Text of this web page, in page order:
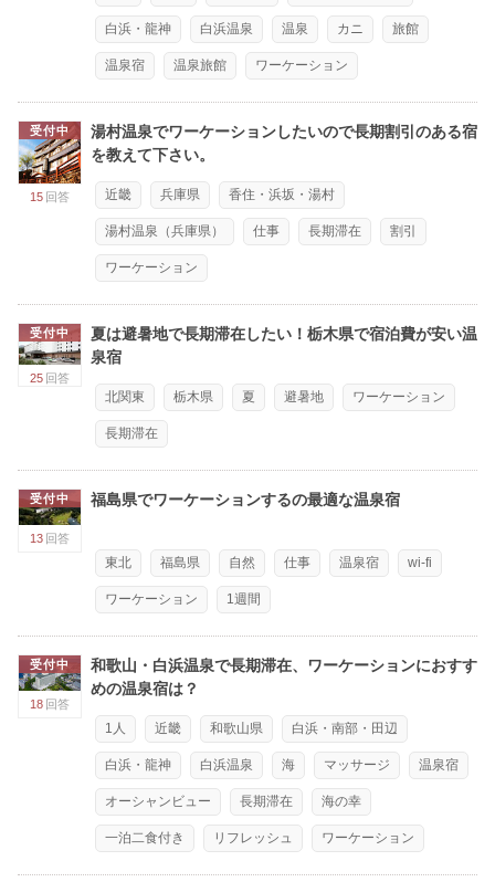
白浜・龍神 白浜温泉 温泉 カニ 旅館
温泉宿 温泉旅館 ワーケーション
受付中
15 回答
湯村温泉でワーケーションしたいので長期割引のある宿
を教えて下さい。
近畿 兵庫県 香住・浜坂・湯村
湯村温泉（兵庫県） 仕事 長期滞在 割引
ワーケーション
受付中
25 回答
夏は避暑地で長期滞在したい！栃木県で宿泊費が安い温
泉宿
北関東 栃木県 夏 避暑地 ワーケーション
長期滞在
受付中
13 回答
福島県でワーケーションするの最適な温泉宿
東北 福島県 自然 仕事 温泉宿 wi-fi
ワーケーション 1週間
受付中
18 回答
和歌山・白浜温泉で長期滞在、ワーケーションにおすす
めの温泉宿は？
1人 近畿 和歌山県 白浜・南部・田辺
白浜・龍神 白浜温泉 海 マッサージ 温泉宿
オーシャンビュー 長期滞在 海の幸
一泊二食付き リフレッシュ ワーケーション